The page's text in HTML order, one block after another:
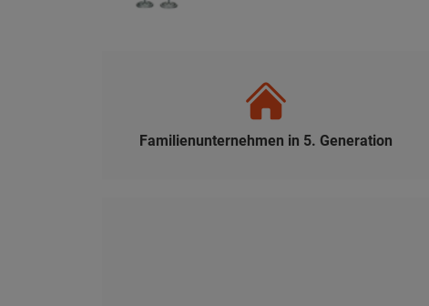
Familienunternehmen in 5. Generation